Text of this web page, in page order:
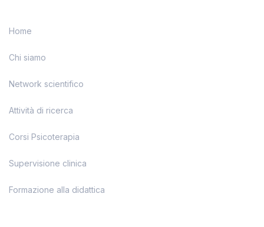
Home
Chi siamo
Network scientifico
Attività di ricerca
Corsi Psicoterapia
Supervisione clinica
Formazione alla didattica